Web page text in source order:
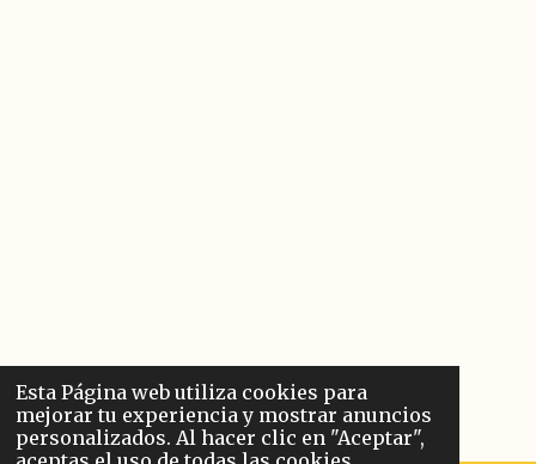
Esta Página web utiliza cookies para
mejorar tu experiencia y mostrar anuncios
personalizados. Al hacer clic en "Aceptar",